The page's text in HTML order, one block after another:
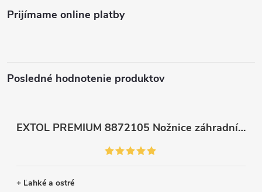
Prijímame online platby
Posledné hodnotenie produktov
EXTOL PREMIUM 8872105 Nožnice záhradnícke dlhé úzke, 200mm, max. prestrih Ø6mm
+ Ľahké a ostré